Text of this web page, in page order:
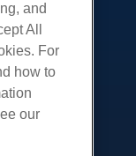
and
All
For
how to
our